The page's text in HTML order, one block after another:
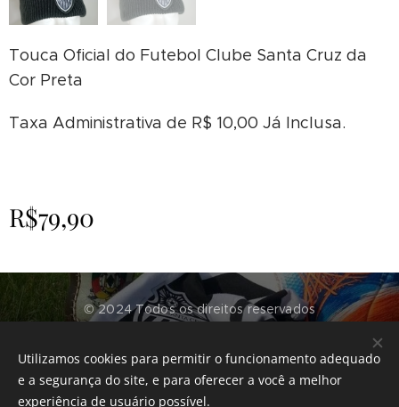
Touca Oficial do Futebol Clube Santa Cruz da
Cor Preta
Taxa Administrativa de R$ 10,00 Já Inclusa.
R$79,90
© 2024 Todos os direitos reservados
Desenvolvido porCenterTech Informática Cookies
Utilizamos cookies para permitir o funcionamento adequado
e a segurança do site, e para oferecer a você a melhor
experiência de usuário possível.